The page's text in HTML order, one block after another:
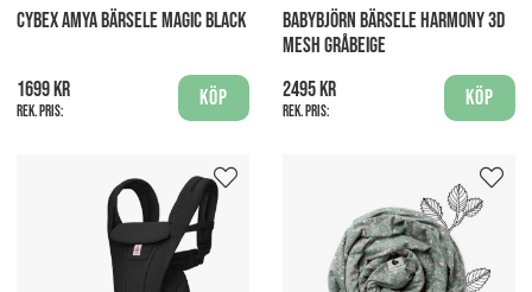
CYBEX AMYA BÄRSELE MAGIC BLACK
1699 kr
Rek. pris:
Köp
BABYBJÖRN BÄRSELE HARMONY 3D
MESH GRÅBEIGE
2495 kr
Rek. pris:
Köp